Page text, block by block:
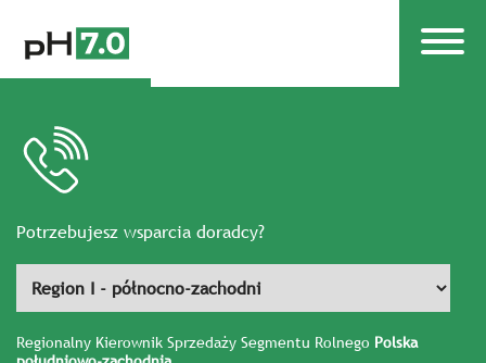
Potrzebujesz wsparcia doradcy?
Regionalny Kierownik Sprzedaży Segmentu Rolnego Polska